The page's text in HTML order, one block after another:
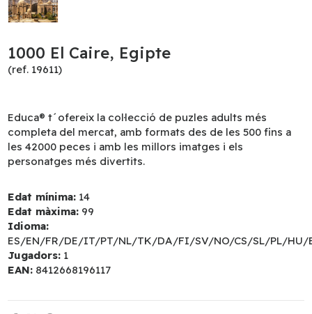
1000 El Caire, Egipte
(ref. 19611)
Educa® t´ofereix la col·lecció de puzles adults més
completa del mercat, amb formats des de les 500 fins a
les 42000 peces i amb les millors imatges i els
personatges més divertits.
Edat mínima: 14
Edat màxima: 99
Idioma:
ES/EN/FR/DE/IT/PT/NL/TK/DA/FI/SV/NO/CS/SL/PL/HU/
Jugadors: 1
EAN: 8412668196117